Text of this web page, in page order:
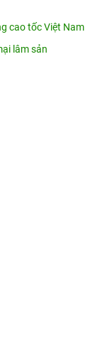
cao tốc Việt Nam
lâm sản